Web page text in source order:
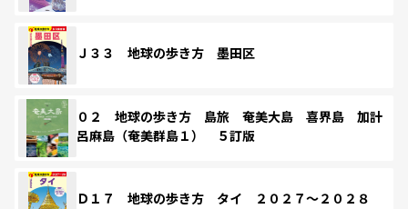
Ｊ３３ 地球の歩き方 墨田区
０２ 地球の歩き方 島旅 奄美大島 喜界島 加計
呂麻島（奄美群島１） ５訂版
Ｄ１７ 地球の歩き方 タイ ２０２７～２０２８